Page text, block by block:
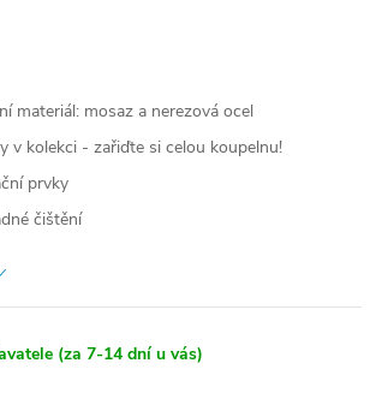
materiál: mosaz a nerezová ocel
v kolekci - zařiďte si celou koupelnu!
prvky
čištění
(za 7-14 dní u vás)